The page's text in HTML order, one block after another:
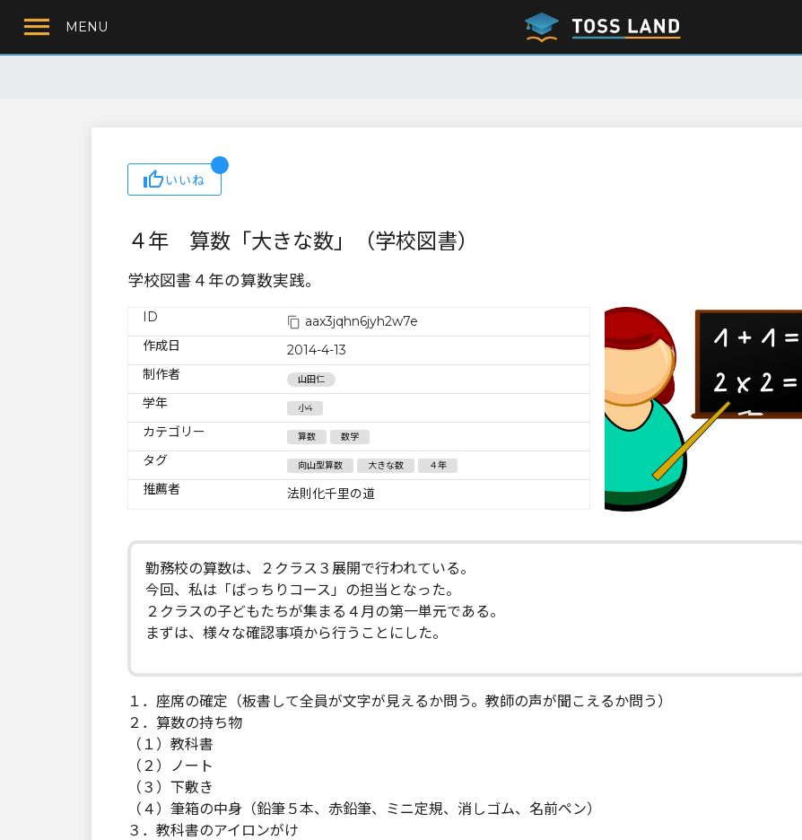
MENU
いいね
４年 算数「大きな数」（学校図書）
学校図書４年の算数実践。
ID
aax3jqhn6jyh2w7e
作成日
2014-4-13
制作者
山田仁
学年 小4
カテゴリー 算数 数学
タグ 向山型算数 大きな数 ４年
推薦者 法則化千里の道
勤務校の算数は、２クラス３展開で行われている。
今回、私は「ばっちりコース」の担当となった。
２クラスの子どもたちが集まる４月の第一単元である。
まずは、様々な確認事項から行うことにした。
１．座席の確定（板書して全員が文字が見えるか問う。教師の声が聞こえるか問う）
２．算数の持ち物
（１）教科書
（２）ノート
（３）下敷き
（４）筆箱の中身（鉛筆５本、赤鉛筆、ミニ定規、消しゴム、名前ペン）
３．教科書のアイロンがけ